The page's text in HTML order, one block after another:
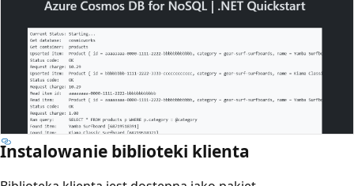
Instalowanie biblioteki klienta